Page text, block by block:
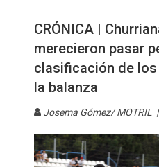
CRÓNICA |
merecieron pasar
clasificación de
la balanza
Josema Gómez/ MOTRIL |